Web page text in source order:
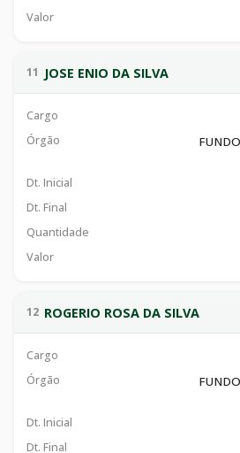
Valor
11 JOSE ENIO DA SILVA
Cargo
Órgão
Dt. Inicial
Dt. Final
Quantidade
Valor
12 ROGERIO ROSA DA SILVA
Cargo
Órgão
Dt. Inicial
Dt. Final